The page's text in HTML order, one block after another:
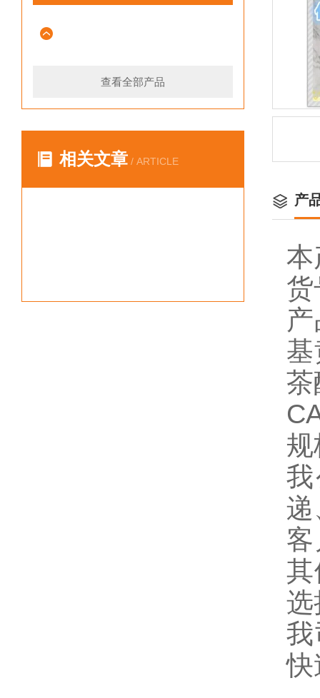
查看全部产品
相关文章 / ARTICLE
产
本
茶
递
选
快